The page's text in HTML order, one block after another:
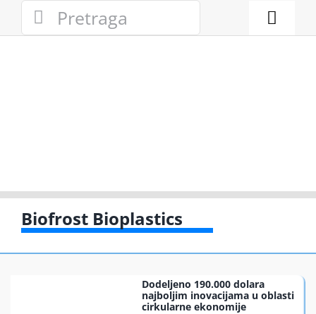
Search
for:
Toggle
Gde
Zelena
Biofrost Bioplastics
Dodeljeno 190.000 dolara
najboljim inovacijama u oblasti
cirkularne ekonomije